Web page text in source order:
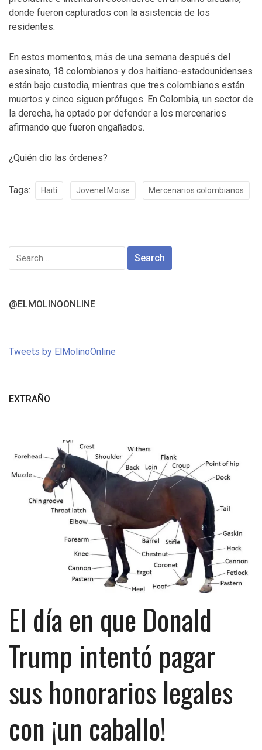
donde fueron capturados con la asistencia de los
residentes.
En estos momentos, más de una semana después del
asesinato, 18 colombianos y dos haitiano-estadounidenses
están bajo custodia, mientras que tres colombianos están
muertos y cinco siguen prófugos. En Colombia, un sector de
la derecha, ha optado por defender a los mercenarios
afirmando que fueron engañados.
¿Quién dio las órdenes?
Tags: Haití Jovenel Moïse Mercenarios colombianos
Search
for:
@ELMOLINOONLINE
Tweets by ElMolinoOnline
EXTRAÑO
El día en que Donald
Trump intentó pagar
sus honorarios legales
con ¡un caballo!